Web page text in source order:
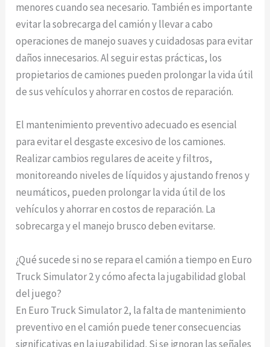
menores cuando sea necesario. También es importante
evitar la sobrecarga del camión y llevar a cabo
operaciones de manejo suaves y cuidadosas para evitar
daños innecesarios. Al seguir estas prácticas, los
propietarios de camiones pueden prolongar la vida útil
de sus vehículos y ahorrar en costos de reparación.
El mantenimiento preventivo adecuado es esencial
para evitar el desgaste excesivo de los camiones.
Realizar cambios regulares de aceite y filtros,
monitoreando niveles de líquidos y ajustando frenos y
neumáticos, pueden prolongar la vida útil de los
vehículos y ahorrar en costos de reparación. La
sobrecarga y el manejo brusco deben evitarse.
¿Qué sucede si no se repara el camión a tiempo en Euro
Truck Simulator 2 y cómo afecta la jugabilidad global
del juego?
En Euro Truck Simulator 2, la falta de mantenimiento
preventivo en el camión puede tener consecuencias
significativas en la jugabilidad. Si se ignoran las señales